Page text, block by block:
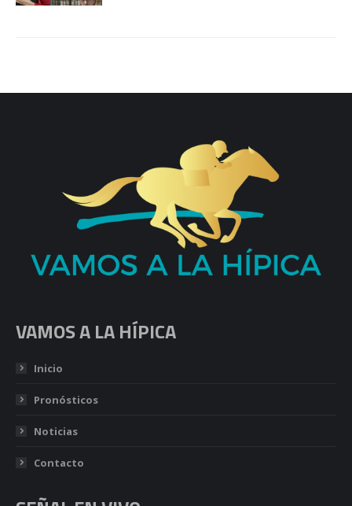
VAMOS A LA HÍPICA
Inicio
Pronósticos
Noticias
Contacto